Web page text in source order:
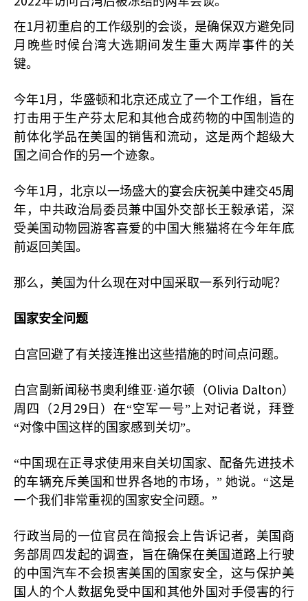
在1月初重启的工作级别的会谈，是确保双方避免同
月晚些时候台湾大选期间发生重大两岸事件的关
键。
今年1月，华盛顿和北京还成立了一个工作组，旨在
打击用于生产芬太尼和其他合成药物的中国制造的
前体化学品在美国的销售和流动，这是两个超级大
国之间合作的另一个迹象。
今年1月，北京以一场盛大的宴会庆祝美中建交45周
年，中共政治局委员兼中国外交部长王毅承诺，深
受美国动物园游客喜爱的中国大熊猫将在今年年底
前返回美国。
那么，美国为什么现在对中国采取一系列行动呢？
国家安全问题
白宫回避了有关接连推出这些措施的时间点问题。
白宫副新闻秘书奥利维亚·道尔顿（Olivia Dalton）
周四（ 2月 29 日）在“空军一号”上对记者说，拜登
“对像中国这样的国家感到关切”。
“中国现在正寻求使用来自关切国家、配备先进技术
的车辆充斥美国和世界各地的市场，” 她说。“这是
一个我们非常重视的国家安全问题。”
行政当局的一位官员在简报会上告诉记者，美国商
务部周四发起的调查，旨在确保在美国道路上行驶
的中国汽车不会损害美国的国家安全，这与保护美
国人的个人数据免受中国和其他外国对手侵害的行